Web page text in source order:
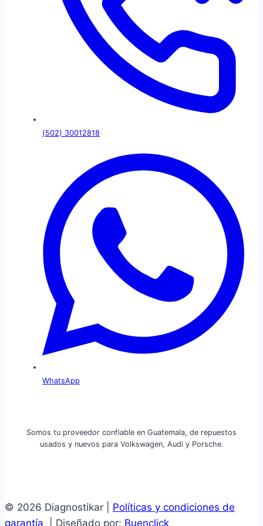
(502) 30012818
WhatsApp
Somos tu proveedor confiable en Guatemala, de repuestos
usados y nuevos para Volkswagen, Audi y Porsche.
© 2026 Diagnostikar | Políticas y condiciones de
garantía
| Diseñado por: Buenclick